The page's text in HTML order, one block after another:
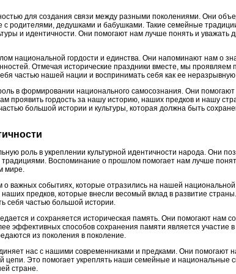
для создания связи между разными поколениями. Они
с родителями, дедушками и бабушками. Такие семейные
и идентичности. Они помогают нам лучше понять и уважать
национальной гордости и единства. Они напоминают нам о
Отмечая исторические праздники вместе, мы проявляем
частью нашей нации и воспринимать себя как ее неразрывную
в формировании национального самосознания. Они
проявить гордость за нашу историю, наших предков и нашу
большой истории и культуры, которая должна быть
роль в укреплении культурной идентичности народа. Они
традициями. Воспоминание о прошлом помогает нам лучше
мире.
о важных событиях, которые отразились на нашей
предков, которые внесли весомый вклад в развитие
себя частью большой истории.
и сохраняется историческая память. Они помогают нам
эффективных способов сохранения памяти является участие
из поколения в поколение.
нас с нашими современниками и предками. Они помогают
цепи. Это помогает укреплять наши семейные и национальные
стране.